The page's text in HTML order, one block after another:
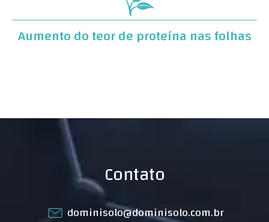
Aumento do teor de proteína nas folhas
Contato
dominisolo@dominisolo.com.br